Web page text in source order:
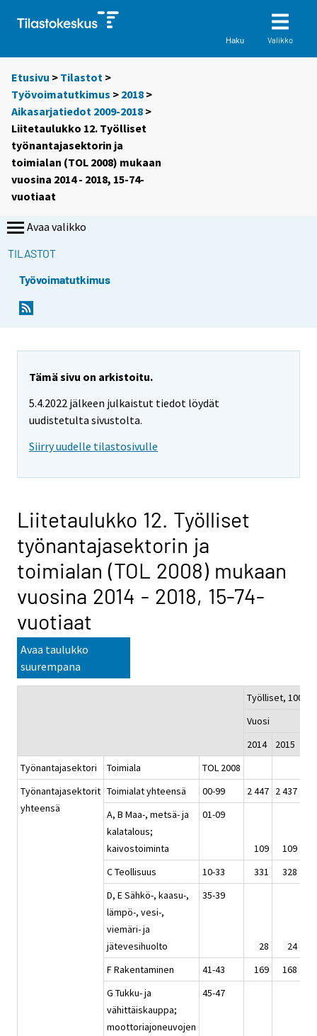
Haku Valikko
Etusivu > Tilastot >
Työvoimatutkimus > 2018 >
Aikasarjatiedot 2009-2018 >
Liitetaulukko 12. Työlliset
työnantajasektorin ja
toimialan (TOL 2008) mukaan
vuosina 2014 - 2018, 15-74-
vuotiaat
Avaa valikko
TILASTOT
Työvoimatutkimus
Tämä sivu on arkistoitu.
5.4.2022 jälkeen julkaistut tiedot löydät
uudistetulta sivustolta.
Siirry uudelle tilastosivulle
Liitetaulukko 12. Työlliset
työnantajasektorin ja
toimialan (TOL 2008) mukaan
vuosina 2014 - 2018, 15-74-
vuotiaat
Avaa taulukko
suurempana
Työlliset, 1000
Vuosi
2014
2015
Työnantajasektori
Toimiala
TOL 2008
Työnantajasektorit
yhteensä
Toimialat yhteensä 00-99 2 447 2 437
A, B Maa-, metsä- ja
kalatalous;
kaivostoiminta
01-09
109 109
C Teollisuus
10-33 331 328
D, E Sähkö-, kaasu-,
lämpö-, vesi-,
viemäri- ja
jätevesihuolto
35-39
28 24
F Rakentaminen
41-43 169 168
G Tukku- ja
vähittäiskauppa;
moottoriajoneuvojen
45-47